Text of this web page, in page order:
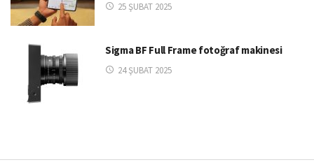
25 ŞUBAT 2025
Sigma BF Full Frame fotoğraf makinesi
24 ŞUBAT 2025